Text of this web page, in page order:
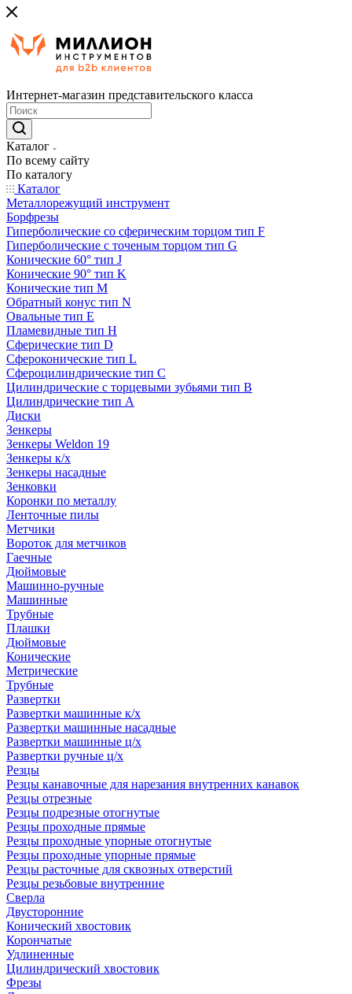
Интернет-магазин представительского класса
Каталог
По всему сайту
По каталогу
Каталог
Металлорежущий инструмент
Борфрезы
Гиперболические cо сферическим торцом тип F
Гиперболические с точеным торцом тип G
Конические 60° тип J
Конические 90° тип K
Конические тип M
Обратный конус тип N
Овальные тип E
Пламевидные тип H
Сферические тип D
Сфероконические тип L
Сфероцилиндрические тип C
Цилиндрические с торцевыми зубьями тип B
Цилиндрические тип А
Диски
Зенкеры
Зенкеры Weldon 19
Зенкеры к/х
Зенкеры насадные
Зенковки
Коронки по металлу
Ленточные пилы
Метчики
Вороток для метчиков
Гаечные
Дюймовые
Машинно-ручные
Машинные
Трубные
Плашки
Дюймовые
Конические
Метрические
Трубные
Развертки
Развертки машинные к/х
Развертки машинные насадные
Развертки машинные ц/х
Развертки ручные ц/х
Резцы
Резцы канавочные для нарезания внутренних канавок
Резцы отрезные
Резцы подрезные отогнутые
Резцы проходные прямые
Резцы проходные упорные отогнутые
Резцы проходные упорные прямые
Резцы расточные для сквозных отверстий
Резцы резьбовые внутренние
Сверла
Двусторонние
Конический хвостовик
Корончатые
Удлиненные
Цилиндрический хвостовик
Фрезы